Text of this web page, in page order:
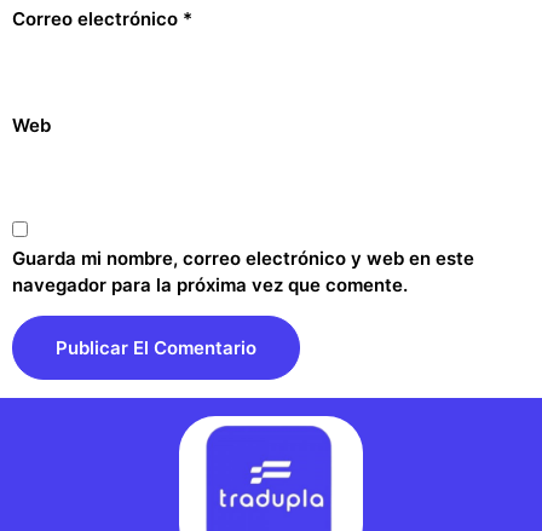
Correo electrónico *
Web
Guarda mi nombre, correo electrónico y web en este
navegador para la próxima vez que comente.